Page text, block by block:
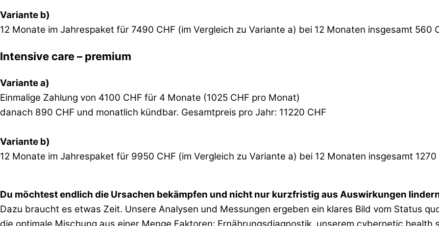
Variante b)
12 Monate im Jahrespaket für 7490 CHF (im Vergleich zu Variante a) bei 12 Monaten insgesamt 560
Intensive care – premium
Variante a)
Einmalige Zahlung von 4100 CHF für 4 Monate (1025 CHF pro Monat)
danach 890 CHF und monatlich kündbar. Gesamtpreis pro Jahr: 11220 CHF
Variante b)
12 Monate im Jahrespaket für 9950 CHF (im Vergleich zu Variante a) bei 12 Monaten insgesamt
Du möchtest endlich die Ursachen bekämpfen und nicht nur kurzfristig aus Auswirkungen
Dazu braucht es etwas Zeit. Unsere Analysen und Messungen ergeben ein klares Bild vom Status